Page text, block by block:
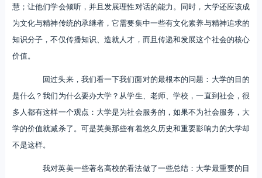
慧；让他们学会倾听，并且发展理性对话的能力。同时，大学还应该成
为文化与精神传统的承继者，它需要集中一些有文化素养与精神追求的
知识分子，不仅传播知识、造就人才，而且传递和发展这个社会的核心
价值。
回过头来，我们看一下我们面对的最根本的问题：大学的目的
是什么？我们为什么要办大学？从学生、老师、学校，一直到社会，很
多人都有这样一个观点：大学是为社会服务的，如果不为社会服务，大
学的价值就减杀了。可是英美那些有着悠久历史和重要影响力的大学却
不是这样。
我对英美一些著名高校的看法做了一些总结：大学最重要的目